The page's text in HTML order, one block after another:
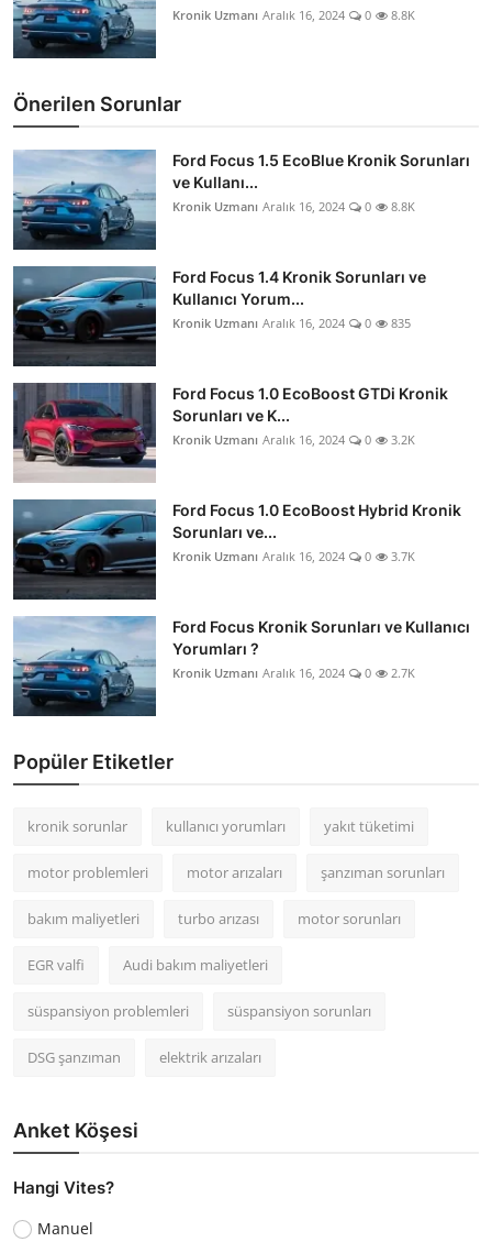
Kronik Uzmanı Aralık 16, 2024 0 8.8K
Önerilen Sorunlar
Ford Focus 1.5 EcoBlue Kronik Sorunları
ve Kullanı...
Kronik Uzmanı Aralık 16, 2024 0 8.8K
Ford Focus 1.4 Kronik Sorunları ve
Kullanıcı Yorum...
Kronik Uzmanı Aralık 16, 2024 0 835
Ford Focus 1.0 EcoBoost GTDi Kronik
Sorunları ve K...
Kronik Uzmanı Aralık 16, 2024 0 3.2K
Ford Focus 1.0 EcoBoost Hybrid Kronik
Sorunları ve...
Kronik Uzmanı Aralık 16, 2024 0 3.7K
Ford Focus Kronik Sorunları ve Kullanıcı
Yorumları ?
Kronik Uzmanı Aralık 16, 2024 0 2.7K
Popüler Etiketler
kronik sorunlar kullanıcı yorumları yakıt tüketimi
motor problemleri motor arızaları şanzıman sorunları
bakım maliyetleri turbo arızası motor sorunları
EGR valfi Audi bakım maliyetleri
süspansiyon problemleri süspansiyon sorunları
DSG şanzıman elektrik arızaları
Anket Köşesi
Hangi Vites?
Manuel